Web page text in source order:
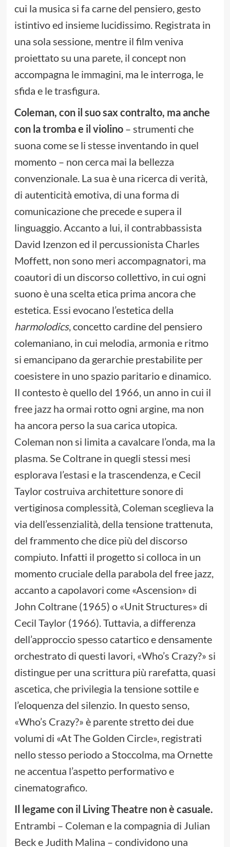
cui la musica si fa carne del pensiero, gesto
istintivo ed insieme lucidissimo. Registrata in
una sola sessione, mentre il film veniva
proiettato su una parete, il concept non
accompagna le immagini, ma le interroga, le
sfida e le trasfigura.
Coleman, con il suo sax contralto, ma anche
con la tromba e il violino– strumenti che
suona come se li stesse inventando in quel
momento – non cerca mai la bellezza
convenzionale. La sua è una ricerca di verità,
di autenticità emotiva, di una forma di
comunicazione che precede e supera il
linguaggio. Accanto a lui, il contrabbassista
David Izenzon ed il percussionista Charles
Moffett, non sono meri accompagnatori, ma
coautori di un discorso collettivo, in cui ogni
suono è una scelta etica prima ancora che
estetica. Essi evocano l’estetica della
harmolodics, concetto cardine del pensiero
colemaniano, in cui melodia, armonia e ritmo
si emancipano da gerarchie prestabilite per
coesistere in uno spazio paritario e dinamico.
Il contesto è quello del 1966, un anno in cui il
free jazz ha ormai rotto ogni argine, ma non
ha ancora perso la sua carica utopica.
Coleman non si limita a cavalcare l’onda, ma la
plasma. Se Coltrane in quegli stessi mesi
esplorava l’estasi e la trascendenza, e Cecil
Taylor costruiva architetture sonore di
vertiginosa complessità, Coleman sceglieva la
via dell’essenzialità, della tensione trattenuta,
del frammento che dice più del discorso
compiuto. Infatti il progetto si colloca in un
momento cruciale della parabola del free jazz,
accanto a capolavori come «Ascension» di
John Coltrane (1965) o «Unit Structures» di
Cecil Taylor (1966). Tuttavia, a differenza
dell’approccio spesso catartico e densamente
orchestrato di questi lavori, «Who’s Crazy?» si
distingue per una scrittura più rarefatta, quasi
ascetica, che privilegia la tensione sottile e
l’eloquenza del silenzio. In questo senso,
«Who’s Crazy?» è parente stretto dei due
volumi di «At The Golden Circle», registrati
nello stesso periodo a Stoccolma, ma Ornette
ne accentua l’aspetto performativo e
cinematografico.
Il legame con il Living Theatre non è casuale.
Entrambi – Coleman e la compagnia di Julian
Beck e Judith Malina – condividono una